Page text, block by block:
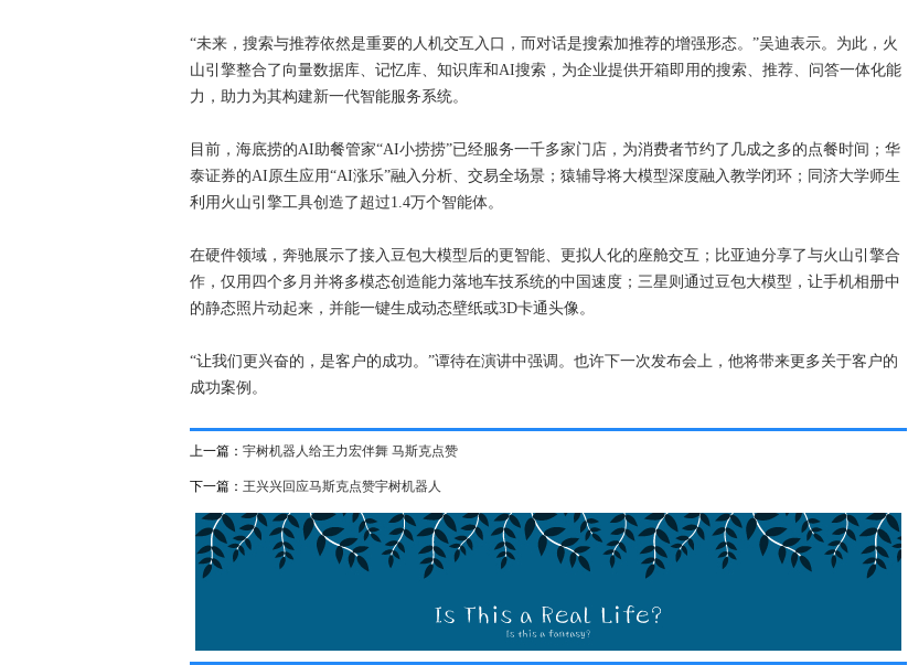
“未来，搜索与推荐依然是重要的人机交互入口，而对话是搜索加推荐的增强形态。”吴迪表示。为此，火
山引擎整合了向量数据库、记忆库、知识库和AI搜索，为企业提供开箱即用的搜索、推荐、问答一体化能
力，助力为其构建新一代智能服务系统。
目前，海底捞的AI助餐管家“AI小捞捞”已经服务一千多家门店，为消费者节约了几成之多的点餐时间；华
泰证券的AI原生应用“AI涨乐”融入分析、交易全场景；猿辅导将大模型深度融入教学闭环；同济大学师生
利用火山引擎工具创造了超过1.4万个智能体。
在硬件领域，奔驰展示了接入豆包大模型后的更智能、更拟人化的座舱交互；比亚迪分享了与火山引擎合
作，仅用四个多月并将多模态创造能力落地车技系统的中国速度；三星则通过豆包大模型，让手机相册中
的静态照片动起来，并能一键生成动态壁纸或3D卡通头像。
“让我们更兴奋的，是客户的成功。”谭待在演讲中强调。也许下一次发布会上，他将带来更多关于客户的
成功案例。
上一篇： 宇树机器人给王力宏伴舞 马斯克点赞
下一篇： 王兴兴回应马斯克点赞宇树机器人